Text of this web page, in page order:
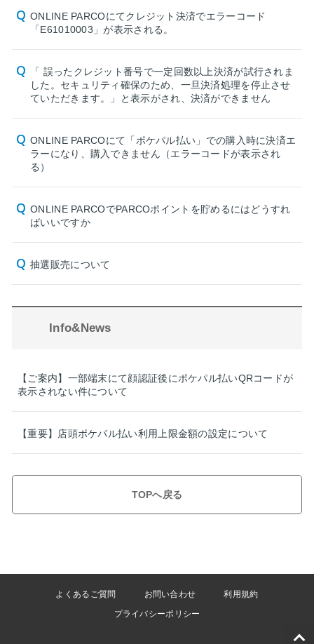
ONLINE PARCOにてクレジット決済でエラーコード
「E61010003」が表示される。
「 誤ったクレジット番号で一定回数以上決済が試行されま
した。セキュリティ確保のため、一旦決済処理を停止させ
ていただきます。」と表示がされ、決済ができません
ONLINE PARCOにて「ポケパル払い」での購入時に決済エ
ラーになり、購入できません（エラーコードが表示され
る）
ONLINE PARCOでPARCOポイントを貯めるにはどうすれ
ばいいですか
抽選販売について
Info&News
【ご案内】一部端末にて顔認証後にポケパル払いQRコードが
表示されない件について
【重要】店頭ポケパル払い利用上限金額の設定について
TOPへ戻る
よくあるご質問 お問い合わせ
利用規約
プライバシーポリシー